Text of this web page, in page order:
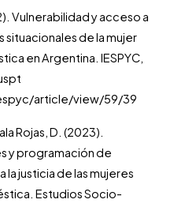
Vulnerabilidad y acceso a
situacionales de la mujer
en Argentina. IESPYC,
article/view/59/39
Rojas, D. (2023).
y programación de
la justicia de las mujeres
Estudios Socio-